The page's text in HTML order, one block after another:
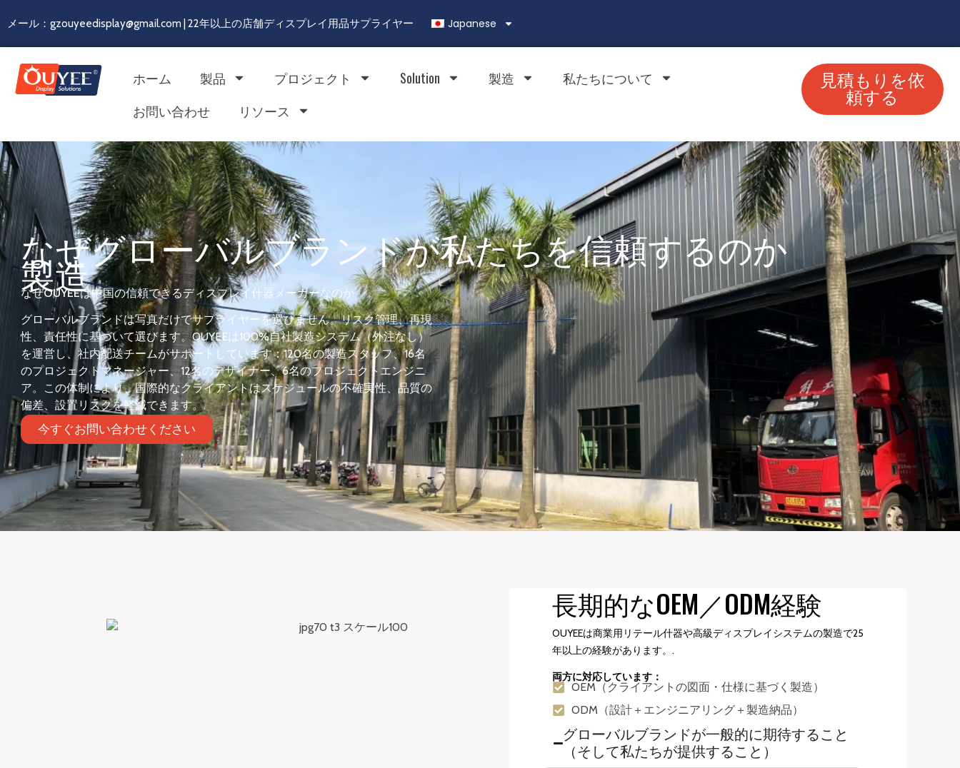
メール：gzouyeedisplay@gmail.com | 22年以上の店舗ディスプレイ用品サプライヤー Japanese
ホーム 製品 プロジェクト Solution 製造
私たちについて
お問い合わせ
リソース
見積もりを依
頼する
なぜグローバルブランドが私たちを信頼するのか
製造
なぜOUYEEは中国の信頼できるディスプレイ什器メーカーなのか
グローバルブランドは写真だけでサプライヤーを選びません。リスク管理、再現
性、責任性に基づいて選びます。OUYEEは100%自社製造システム（外注なし）
を運営し、社内配送チームがサポートしています：120名の製造スタッフ、16名
のプロジェクトマネージャー、12名のデザイナー、6名のプロジェクトエンジニ
ア。この体制により、国際的なクライアントはスケジュールの不確実性、品質の
偏差、設置リスクを軽減できます。.
今すぐお問い合わせください
長期的なOEM／ODM経験
OUYEEは商業用リテール什器や高級ディスプレイシステムの製造で25
年以上の経験があります。.
両方に対応しています：
OEM（クライアントの図面・仕様に基づく製造）
ODM（設計＋エンジニアリング＋製造納品）
グローバルブランドが一般的に期待すること
（そして私たちが提供すること）